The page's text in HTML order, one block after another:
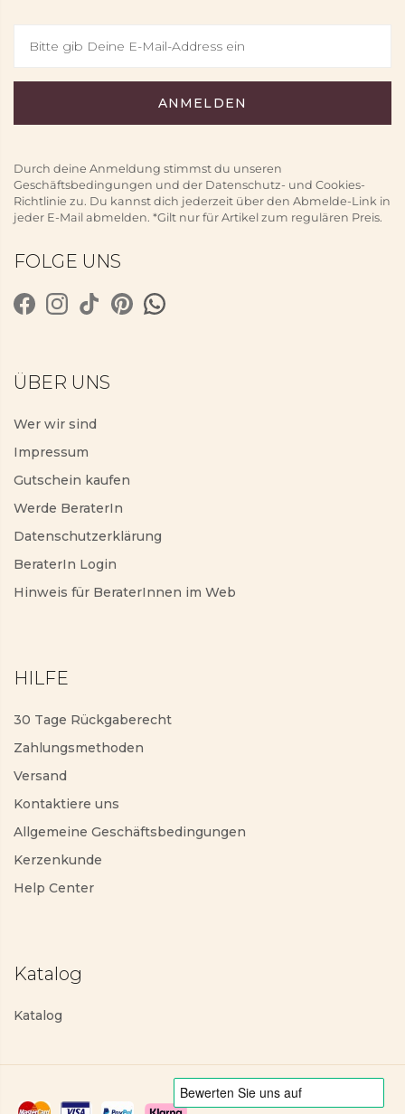
Durch deine Anmeldung stimmst du unseren
Geschäftsbedingungen und der Datenschutz- und Cookies-
Richtlinie zu. Du kannst dich jederzeit über den Abmelde-Link in
jeder E-Mail abmelden. *Gilt nur für Artikel zum regulären Preis.
FOLGE UNS
ÜBER UNS
Wer wir sind
Impressum
Gutschein kaufen
Werde BeraterIn
Datenschutzerklärung
BeraterIn Login
Hinweis für BeraterInnen im Web
HILFE
30 Tage Rückgaberecht
Zahlungsmethoden
Versand
Kontaktiere uns
Allgemeine Geschäftsbedingungen
Kerzenkunde
Help Center
Katalog
Katalog